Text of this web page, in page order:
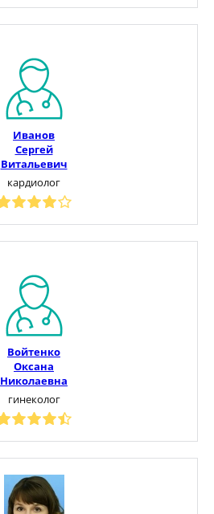
Иванов
Сергей
Витальевич
кардиолог
Войтенко
Оксана
Николаевна
гинеколог